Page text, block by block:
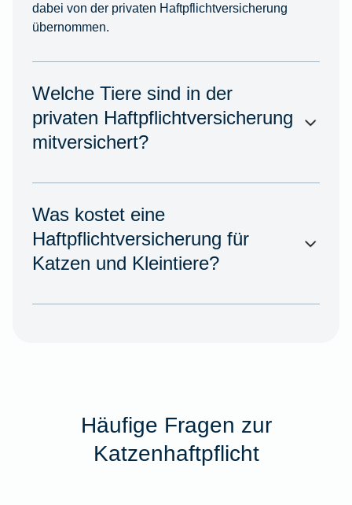
dabei von der privaten Haftpflichtversicherung
übernommen.
Welche Tiere sind in der
privaten Haftpflichtversicherung
mitversichert?
Was kostet eine
Haftpflichtversicherung für
Katzen und Kleintiere?
Häufige Fragen zur
Katzenhaftpflicht